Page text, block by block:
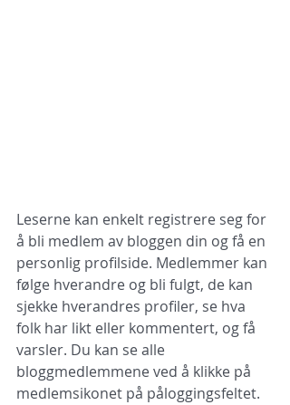
Leserne kan enkelt registrere seg for
å bli medlem av bloggen din og få en
personlig profilside. Medlemmer kan
følge hverandre og bli fulgt, de kan
sjekke hverandres profiler, se hva
folk har likt eller kommentert, og få
varsler. Du kan se alle
bloggmedlemmene ved å klikke på
medlemsikonet på påloggingsfeltet.